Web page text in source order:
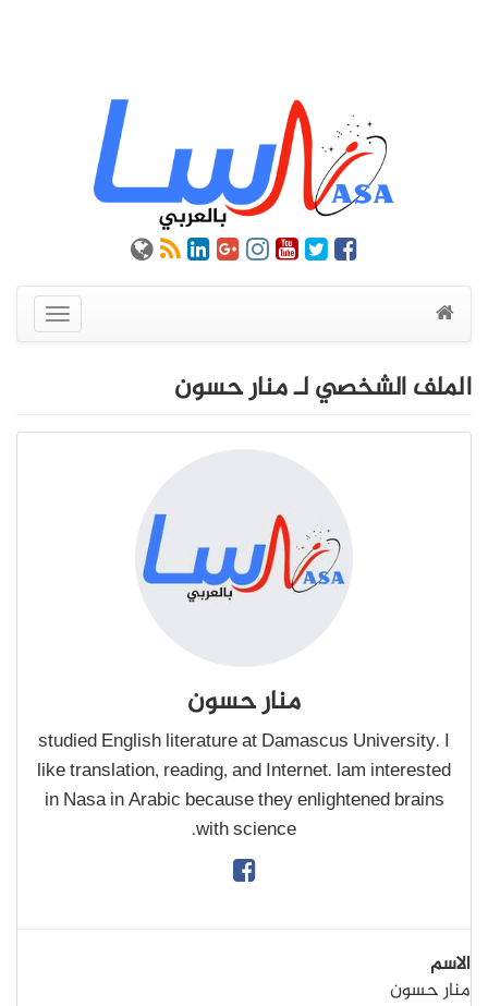
عرض
القائمة
الملف الشخصي لـ منار حسون
منار حسون
studied English literature at Damascus University. I
like translation, reading, and Internet. lam interested
in Nasa in Arabic because they enlightened brains
with science.
الاسم
منار حسون